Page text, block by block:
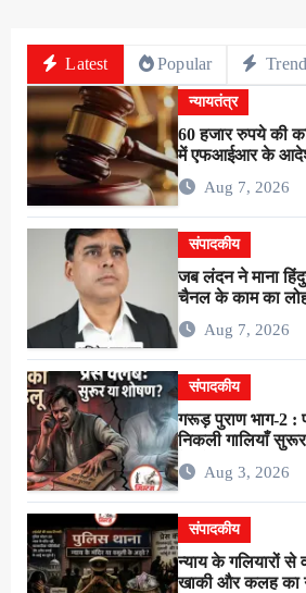
Latest Popular
न्यायतंत्र
60 हजार रुपये की
में एफआईआर के आदेश,
को 24 घंटे में मुकदमा
Aug 7, 2026
संपादकीय
जब लंदन ने माना
चैनल के काम का
Aug 7, 2026
संपादकीय
गरूड़ पुराण भाग-2
निकली गालियाँ
के शोषण की चीख थी !
Aug 3, 2026
संपादकीय
न्याय के गलियारों
खाकी और कलह का